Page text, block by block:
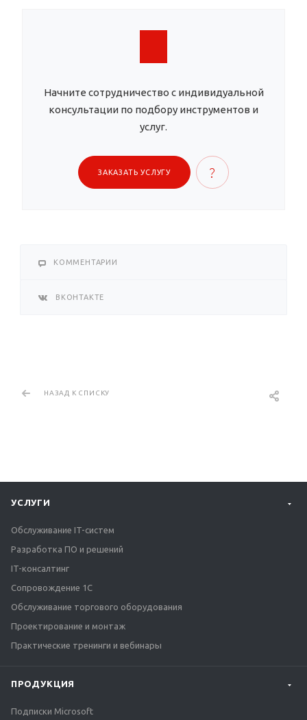
Начните сотрудничество с индивидуальной
консультации по подбору инструментов и
услуг.
ЗАКАЗАТЬ УСЛУГУ
КОММЕНТАРИИ
ВКОНТАКТЕ
НАЗАД К СПИСКУ
УСЛУГИ
Обслуживание IT-систем
Разработка ПО и решений
IT-консалтинг
Сопровождение 1С
Обслуживание торгового оборудования
Проектирование и монтаж
Практические тренинги и вебинары
ПРОДУКЦИЯ
Подписки Microsoft